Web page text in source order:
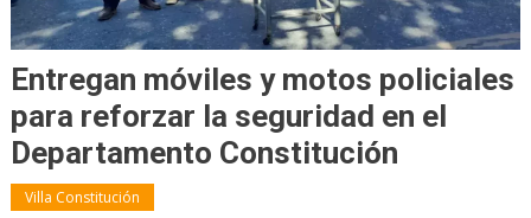
Entregan móviles y motos policiales
para reforzar la seguridad en el
Departamento Constitución
Villa Constitución